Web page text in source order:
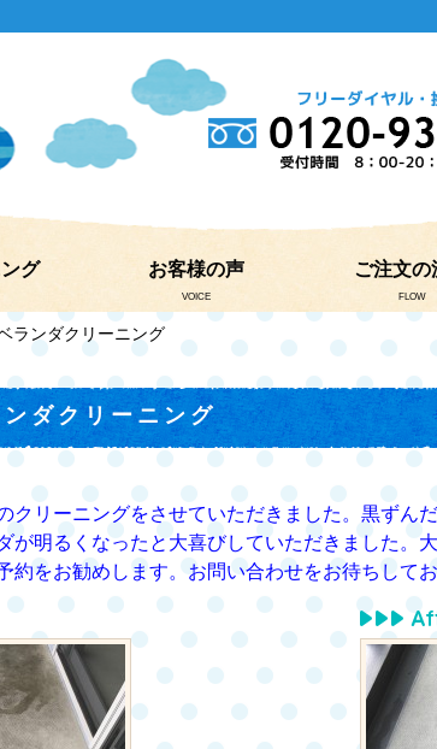
グ お客様の声
VOICE
ご注文の
FLOW
ランダクリーニング
ダクリーニング
クリーニングをさせていただきました。黒ずん
が明るくなったと大喜びしていただきました。
約をお勧めします。お問い合わせをお待ちして